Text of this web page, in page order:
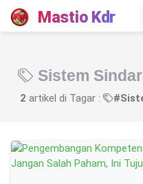
Mastio Kdr
Sistem
2 artikel di Tagar :